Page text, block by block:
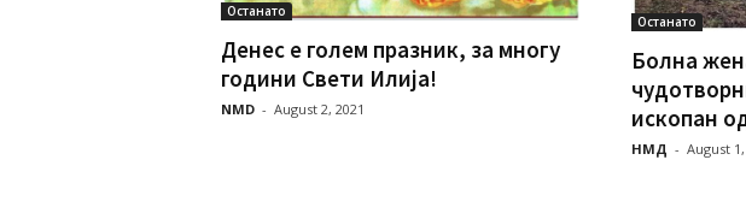
Останато
Денес е голем празник, за многу
години Свети Илија!
NMD - August 2, 2021
Останато
Болна
ископан
НМД - August